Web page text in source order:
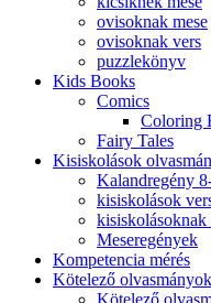
ovisoknak mese
ovisoknak vers
puzzlekönyv
Kids Books
Comics
Coloring
Fairy Tales
Kisiskolások
Kalandregény
kisiskolások
kisiskolásoknak
Meseregények
Kompetencia mérés
Kötelező
Kötelező